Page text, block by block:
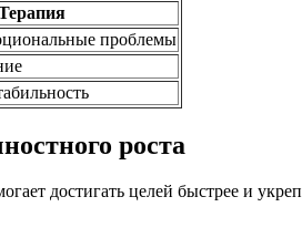
проблемы
роста
достигать целей быстрее и